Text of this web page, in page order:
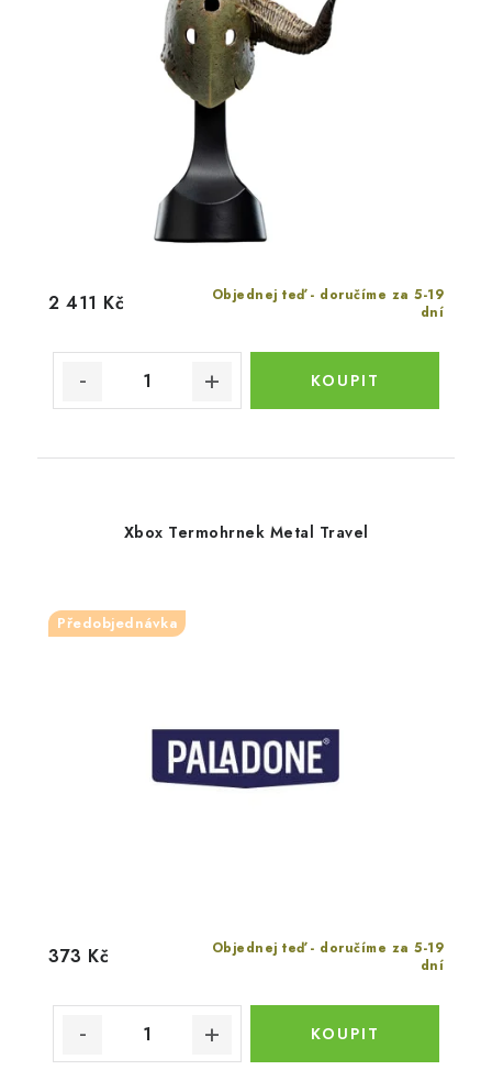
Objednej teď - doručíme za 5-19
dní
2 411 Kč
Xbox Termohrnek Metal Travel
Předobjednávka
Objednej teď - doručíme za 5-19
dní
373 Kč